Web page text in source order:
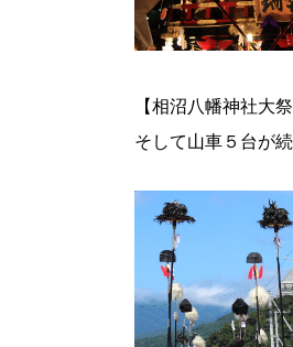
【相沼八幡神社大
そして山車５台が続